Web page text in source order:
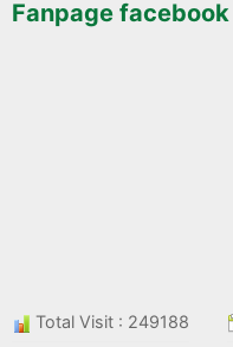
Fanpage facebook
Total Visit : 249188